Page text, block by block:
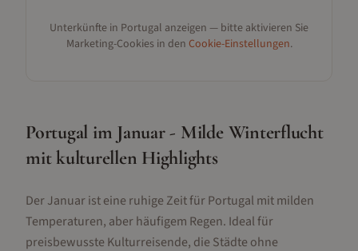
Unterkünfte in Portugal anzeigen — bitte aktivieren Sie
Marketing-Cookies in den Cookie-Einstellungen.
Portugal im Januar - Milde Winterflucht
mit kulturellen Highlights
Der Januar ist eine ruhige Zeit für Portugal mit milden
Temperaturen, aber häufigem Regen. Ideal für
preisbewusste Kulturreisende, die Städte ohne